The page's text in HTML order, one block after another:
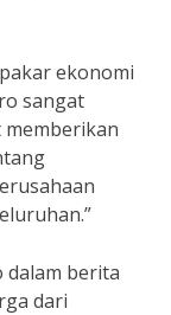
ekonomi
sangat
dalam berita
dari